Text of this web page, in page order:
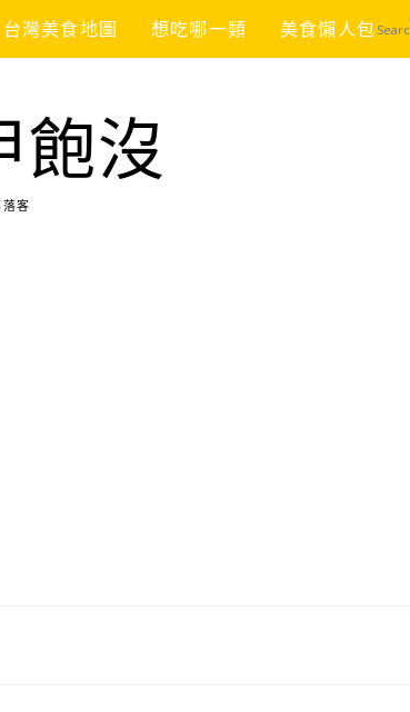
台灣美食地圖 想吃哪一類 美食懶人包
飽沒
客